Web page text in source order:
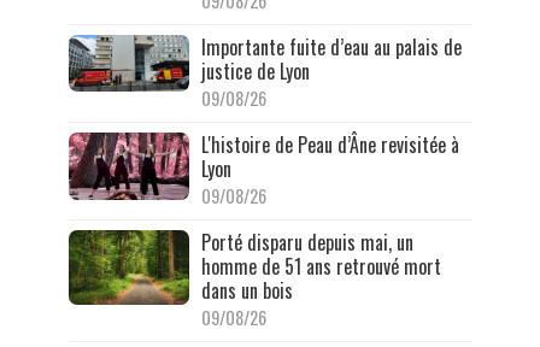
Importante fuite d’eau au palais de
justice de Lyon
09/08/26
L'histoire de Peau d’Âne revisitée à
Lyon
09/08/26
Porté disparu depuis mai, un
homme de 51 ans retrouvé mort
dans un bois
09/08/26